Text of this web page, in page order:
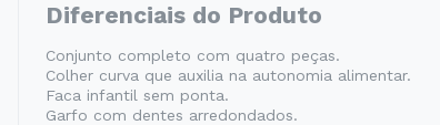
Diferenciais do Produto
Conjunto completo com quatro peças.
Colher curva que auxilia na autonomia alimentar.
Faca infantil sem ponta.
Garfo com dentes arredondados.